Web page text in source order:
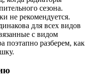
сезона.
не рекомендуется.
для всех видов
с видом
поэтапно разберем, как